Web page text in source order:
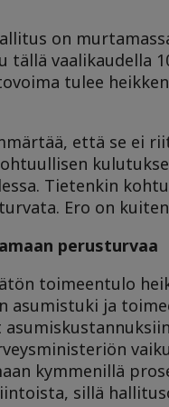
on
vaalikaudella
tulee
että se ei
Tietenkin
Ero on
perusturvaa
toimeentulo
asumistuki ja
kymmenillä
sillä